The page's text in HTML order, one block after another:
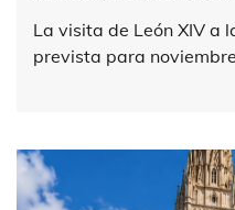
La visita de León XIV a
prevista para